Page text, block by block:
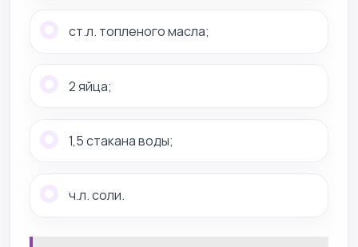
ст.л. топленого масла;
2 яйца;
1,5 стакана воды;
ч.л. соли.